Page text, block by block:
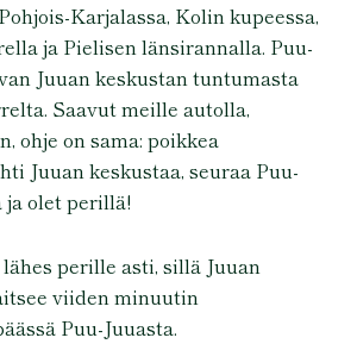
Karjalassa, Kolin kupeessa,
ja Pielisen länsirannalla. Puu-
Juuan keskustan tuntumasta
Saavut meille autolla,
ohje on sama: poikkea
Juuan keskustaa, seuraa Puu-
ja olet perillä!
perille asti, sillä Juuan
viiden minuutin
Puu-Juuasta.